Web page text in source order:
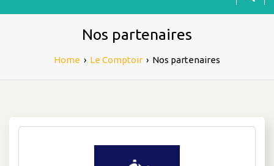
Nos partenaires
Home › Le Comptoir › Nos partenaires